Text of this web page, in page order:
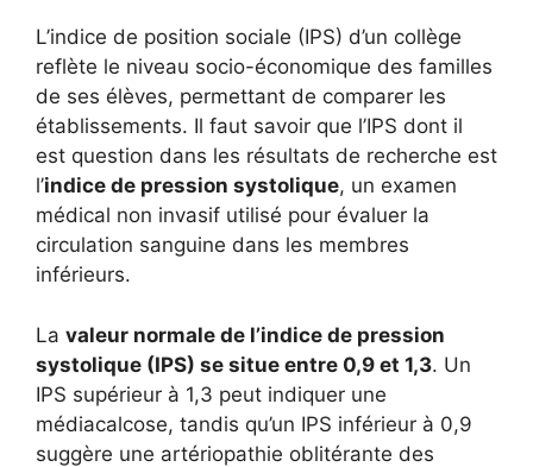
L’indice de position sociale (IPS) d’un collège
reflète le niveau socio-économique des familles
de ses élèves, permettant de comparer les
établissements. Il faut savoir que l’IPS dont il
est question dans les résultats de recherche est
l’indice de pression systolique, un examen
médical non invasif utilisé pour évaluer la
circulation sanguine dans les membres
inférieurs.
La valeur normale de l’indice de pression
systolique (IPS) se situe entre 0,9 et 1,3. Un
IPS supérieur à 1,3 peut indiquer une
médiacalcose, tandis qu’un IPS inférieur à 0,9
suggère une artériopathie oblitérante des